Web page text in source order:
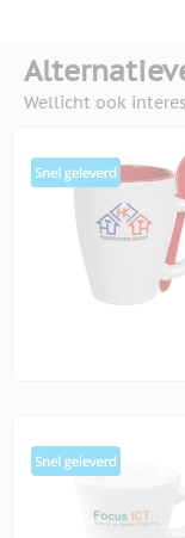
Wellicht ook